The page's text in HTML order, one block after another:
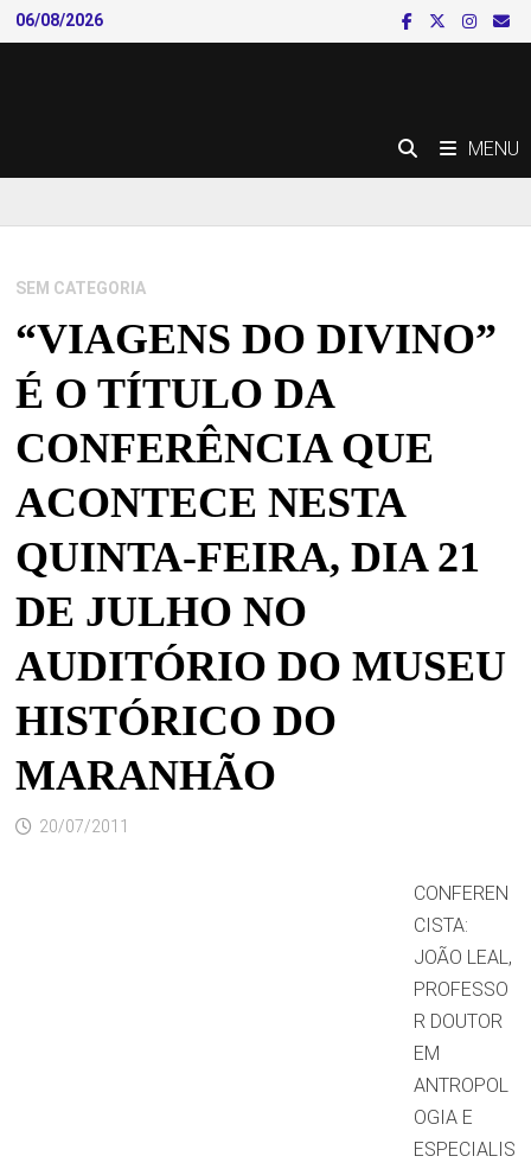
Skip
to
06/08/2026
MENU
SEM CATEGORIA
“VIAGENS DO DIVINO”
É O TÍTULO DA
CONFERÊNCIA QUE
ACONTECE NESTA
QUINTA-FEIRA, DIA 21
DE JULHO NO
AUDITÓRIO DO MUSEU
HISTÓRICO DO
MARANHÃO
20/07/2011
CONFEREN
CISTA:
JOÃO LEAL,
PROFESSO
R DOUTOR
EM
ANTROPOL
OGIA E
ESPECIALIS